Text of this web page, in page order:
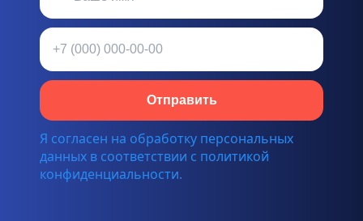
Отправить
Я согласен на обработку персональных
данных в соответствии с политикой
конфиденциальности.